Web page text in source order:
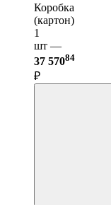
Коробка
(картон)
1
шт —
37 57084
₽